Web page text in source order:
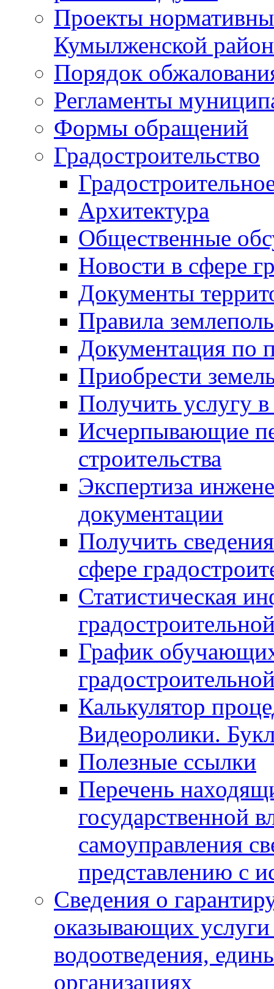
Проекты
Кумылженской
Порядок
Регламенты
Формы обращений
Градостроительство
Архитектура
Общественные
Новости в сфере
Документы
Правила
Документация по
Приобрести
Получить услугу в
Исчерпывающие
строительства
Экспертиза
документации
Получить
сфере
Статистическая
График
Калькулятор
Видеоролики.
Полезные ссылки
Перечень
государственной
самоуправления
представлению с
Сведения о
оказывающих
водоотведения,
организациях